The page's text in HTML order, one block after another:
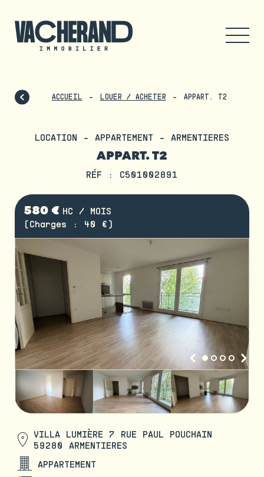
ACCUEIL LOUER / ACHETER APPART. T2
LOCATION - APPARTEMENT - ARMENTIERES
APPART. T2
RÉF : C501002891
580 € HC / MOIS
(Charges : 40 €)
VILLA LUMIÈRE 7 RUE PAUL POUCHAIN
59280 ARMENTIERES
APPARTEMENT